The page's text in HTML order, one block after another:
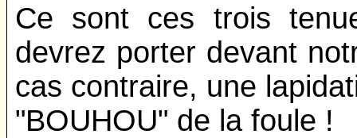
Ce sont ces trois
devrez porter devant
cas contraire, une
"BOUHOU" de la foule !